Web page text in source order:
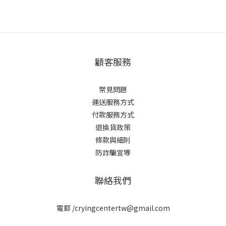
顧客服務
常見問題
運送服務方式
付款服務方式
退換貨政策
條款與細則
防詐騙宣導
聯絡我們
電郵 /cryingcentertw@gmail.com